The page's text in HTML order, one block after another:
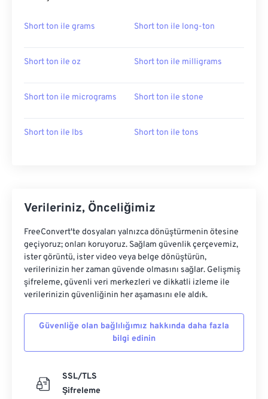
Short ton ile grams Short ton ile long-ton
Short ton ile oz Short ton ile milligrams
Short ton ile micrograms Short ton ile stone
Short ton ile lbs Short ton ile tons
Verileriniz, Önceliğimiz
FreeConvert'te dosyaları yalnızca dönüştürmenin ötesine
geçiyoruz; onları koruyoruz. Sağlam güvenlik çerçevemiz,
ister görüntü, ister video veya belge dönüştürün,
verilerinizin her zaman güvende olmasını sağlar. Gelişmiş
şifreleme, güvenli veri merkezleri ve dikkatli izleme ile
verilerinizin güvenliğinin her aşamasını ele aldık.
Güvenliğe olan bağlılığımız hakkında daha fazla
bilgi edinin
SSL/TLS
Şifreleme